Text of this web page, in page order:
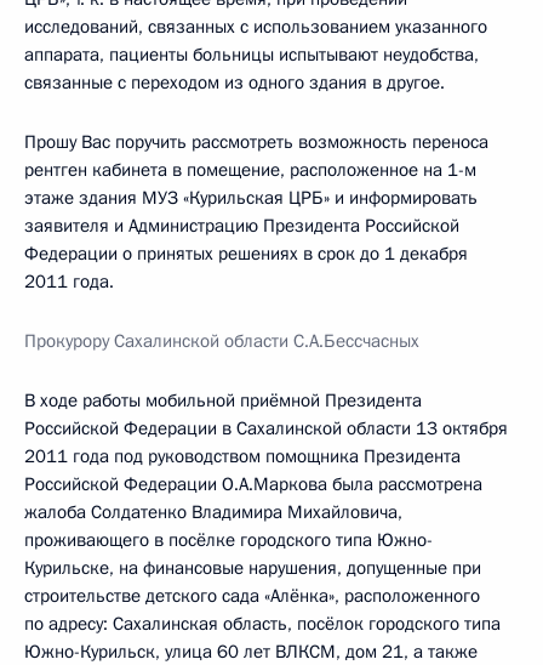
исследований, связанных с использованием указанного
аппарата, пациенты больницы испытывают неудобства,
связанные с переходом из одного здания в другое.
Прошу Вас поручить рассмотреть возможность переноса
рентген кабинета в помещение, расположенное на 1-м
этаже здания МУЗ «Курильская ЦРБ» и информировать
заявителя и Администрацию Президента Российской
Федерации о принятых решениях в срок до 1 декабря
2011 года.
Прокурору Сахалинской области С.А.Бессчасных
В ходе работы мобильной приёмной Президента
Российской Федерации в Сахалинской области 13 октября
2011 года под руководством помощника Президента
Российской Федерации О.А.Маркова была рассмотрена
жалоба Солдатенко Владимира Михайловича,
проживающего в посёлке городского типа Южно-
Курильске, на финансовые нарушения, допущенные при
строительстве детского сада «Алёнка», расположенного
по адресу: Сахалинская область, посёлок городского типа
Южно-Курильск, улица 60 лет ВЛКСМ, дом 21, а также